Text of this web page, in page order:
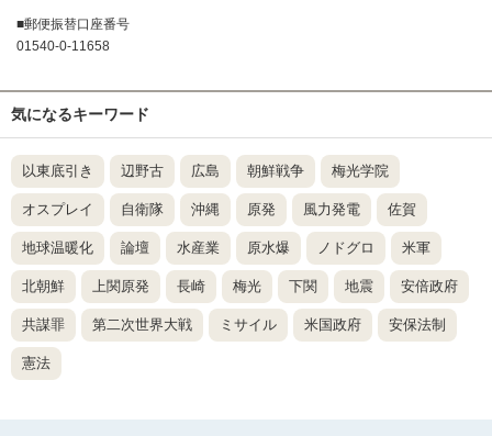
■郵便振替口座番号
01540-0-11658
気になるキーワード
以東底引き 辺野古 広島 朝鮮戦争 梅光学院
オスプレイ 自衛隊 沖縄 原発 風力発電 佐賀
地球温暖化 論壇 水産業 原水爆 ノドグロ 米軍
北朝鮮 上関原発 長崎 梅光 下関 地震 安倍政府
共謀罪 第二次世界大戦 ミサイル 米国政府 安保法制
憲法